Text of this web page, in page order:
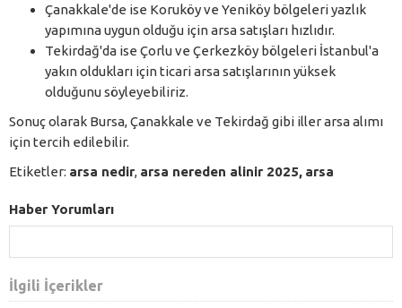
Çanakkale'de ise Koruköy ve Yeniköy bölgeleri yazlık
yapımına uygun olduğu için arsa satışları hızlıdır.
Tekirdağ'da ise Çorlu ve Çerkezköy bölgeleri İstanbul'a
yakın oldukları için ticari arsa satışlarının yüksek
olduğunu söyleyebiliriz.
Sonuç olarak Bursa, Çanakkale ve Tekirdağ gibi iller arsa alımı
için tercih edilebilir.
Etiketler: arsa nedir, arsa nereden alinir 2025, arsa
Haber Yorumları
İlgili İçerikler